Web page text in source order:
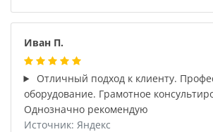
Иван П.
Отличный подход к клиенту.
оборудование. Грамотное
Однозначно рекомендую
Источник: Яндекс